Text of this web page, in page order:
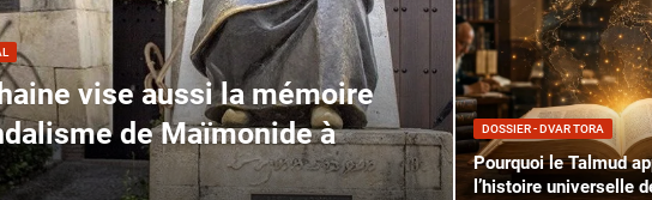
vise aussi la mémoire
de Maïmonide à
DOSSIER - DVAR TORA
Pourquoi le Talmud
l’histoire universelle